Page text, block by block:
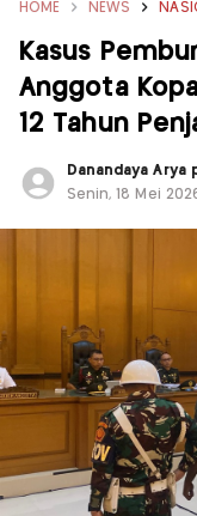
HOME NEWS
Kasus
Anggota
12 Tahun
Danandaya Arya
Senin, 18 Mei